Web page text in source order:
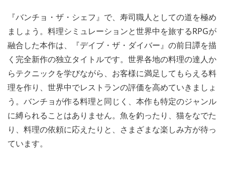
『バンチョ・ザ・シェフ』で、寿司職人としての道を極め
ましょう。料理シミュレーションと世界中を旅するRPGが
融合した本作は、『デイブ・ザ・ダイバー』の前日譚を描
く完全新作の独立タイトルです。世界各地の料理の達人か
らテクニックを学びながら、お客様に満足してもらえる料
理を作り、世界中でレストランの評価を高めていきましょ
う。バンチョが作る料理と同じく、本作も特定のジャンル
に縛られることはありません。魚を釣ったり、猫をなでた
り、料理の依頼に応えたりと、さまざまな楽しみ方が待っ
ています。